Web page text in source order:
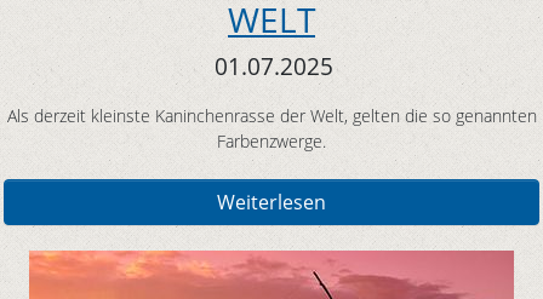
WELT
01.07.2025
Als derzeit kleinste Kaninchenrasse der Welt, gelten die so genannten
Farbenzwerge.
Weiterlesen